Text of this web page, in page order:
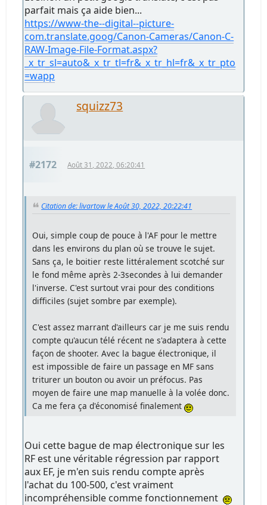
parfait mais ça aide bien...
https://www-the--digital--picture-
com.translate.goog/Canon-Cameras/Canon-C-
RAW-Image-File-Format.aspx?
_x_tr_sl=auto&_x_tr_tl=fr&_x_tr_hl=fr&_x_tr_pto
=wapp
squizz73
#2172 Août 31, 2022, 06:20:41
Citation de: livartow le Août 30, 2022, 20:22:41
Oui, simple coup de pouce à l'AF pour le mettre
dans les environs du plan où se trouve le sujet.
Sans ça, le boitier reste littéralement scotché sur
le fond même après 2-3secondes à lui demander
l'inverse. C'est surtout vrai pour des conditions
difficiles (sujet sombre par exemple).
C'est assez marrant d'ailleurs car je me suis rendu
compte qu'aucun télé récent ne s'adaptera à cette
façon de shooter. Avec la bague électronique, il
est impossible de faire un passage en MF sans
triturer un bouton ou avoir un préfocus. Pas
moyen de faire une map manuelle à la volée donc.
Ca me fera ça d'économisé finalement
Oui cette bague de map électronique sur les
RF est une véritable régression par rapport
aux EF, je m'en suis rendu compte après
l'achat du 100-500, c'est vraiment
incompréhensible comme fonctionnement